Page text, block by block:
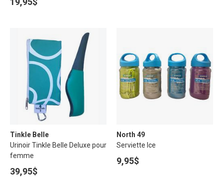
Tinkle Belle
Urinoir Tinkle Belle Deluxe pour
femme
39,95$
North 49
Serviette Ice
9,95$